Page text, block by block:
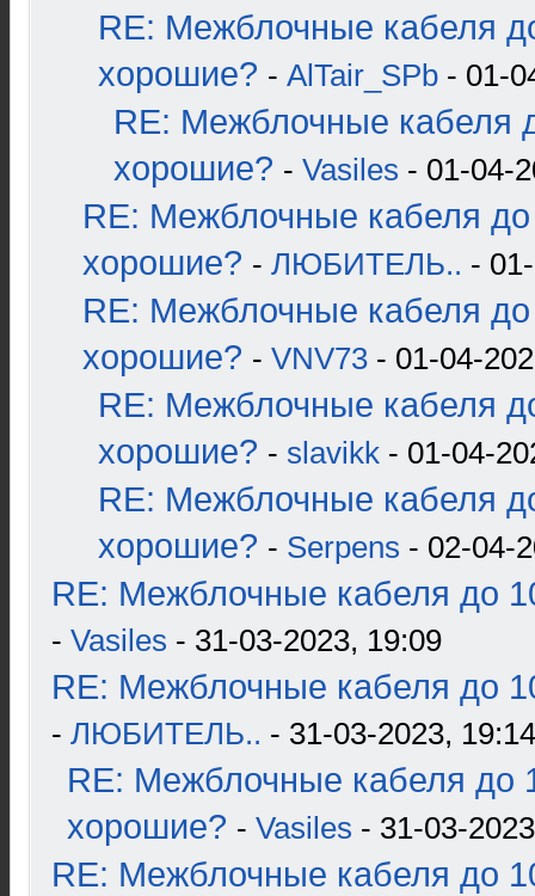
RE: Межблочные кабеля
хорошие? - AlTair_SPb - 01-
RE: Межблочные кабеля
хорошие? - Vasiles - 01-04-
RE: Межблочные кабеля до
хорошие? - ЛЮБИТЕЛЬ.. -
RE: Межблочные кабеля до
хорошие? - VNV73 - 01-04-
RE: Межблочные кабеля
хорошие? - slavikk - 01-04-
RE: Межблочные кабеля
хорошие? - Serpens - 02-04-
RE: Межблочные кабеля до
- Vasiles - 31-03-2023, 19:09
RE: Межблочные кабеля до
- ЛЮБИТЕЛЬ.. - 31-03-2023, 19:14
RE: Межблочные кабеля до
хорошие? - Vasiles - 31-03-
RE: Межблочные кабеля до